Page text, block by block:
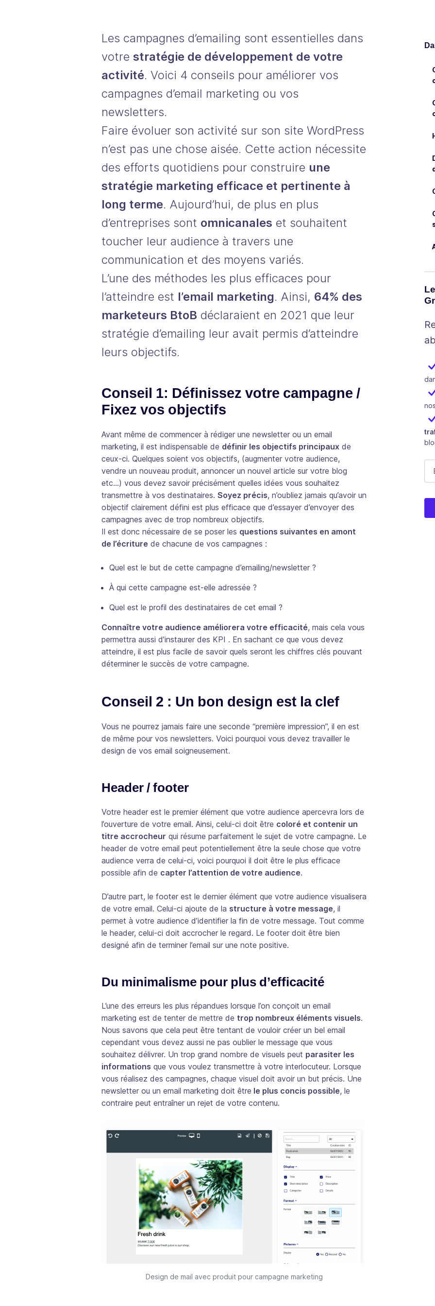
Les campagnes d’emailing sont essentielles dans
votre stratégie de développement de votre
activité. Voici 4 conseils pour améliorer vos
campagnes d’email marketing ou vos
newsletters.
Faire évoluer son activité sur son site WordPress
n’est pas une chose aisée. Cette action nécessite
des efforts quotidiens pour construire une
stratégie marketing efficace et pertinente à
long terme. Aujourd’hui, de plus en plus
d’entreprises sont omnicanales et souhaitent
toucher leur audience à travers une
communication et des moyens variés.
L’une des méthodes les plus efficaces pour
l’atteindre est l’email marketing. Ainsi, 64% des
marketeurs BtoB déclaraient en 2021 que leur
stratégie d’emailing leur avait permis d’atteindre
leurs objectifs.
Conseil 1: Définissez votre campagne /
Fixez vos objectifs
Avant même de commencer à rédiger une newsletter ou un email
marketing, il est indispensable de définir les objectifs principaux de
ceux-ci. Quelques soient vos objectifs, (augmenter votre audience,
vendre un nouveau produit, annoncer un nouvel article sur votre blog
etc…) vous devez savoir précisément quelles idées vous souhaitez
transmettre à vos destinataires. Soyez précis, n’oubliez jamais qu’avoir un
objectif clairement défini est plus efficace que d’essayer d’envoyer des
campagnes avec de trop nombreux objectifs.
Il est donc nécessaire de se poser les questions suivantes en amont
de l’écriture de chacune de vos campagnes :
Quel est le but de cette campagne d’emailing/newsletter ?
À qui cette campagne est-elle adressée ?
Quel est le profil des destinataires de cet email ?
Connaître votre audience améliorera votre efficacité, mais cela vous
permettra aussi d’instaurer des KPI . En sachant ce que vous devez
atteindre, il est plus facile de savoir quels seront les chiffres clés pouvant
déterminer le succès de votre campagne.
Conseil 2 : Un bon design est la clef
Vous ne pourrez jamais faire une seconde “première impression”, il en est
de même pour vos newsletters. Voici pourquoi vous devez travailler le
design de vos email soigneusement.
Header / footer
Votre header est le premier élément que votre audience apercevra lors de
l’ouverture de votre email. Ainsi, celui-ci doit être coloré et contenir un
titre accrocheur qui résume parfaitement le sujet de votre campagne. Le
header de votre email peut potentiellement être la seule chose que votre
audience verra de celui-ci, voici pourquoi il doit être le plus efficace
possible afin de capter l’attention de votre audience.
D’autre part, le footer est le dernier élément que votre audience visualisera
de votre email. Celui-ci ajoute de la structure à votre message, il
permet à votre audience d’identifier la fin de votre message. Tout comme
le header, celui-ci doit accrocher le regard. Le footer doit être bien
designé afin de terminer l’email sur une note positive.
Du minimalisme pour plus d’efficacité
L’une des erreurs les plus répandues lorsque l’on conçoit un email
marketing est de tenter de mettre de trop nombreux éléments visuels.
Nous savons que cela peut être tentant de vouloir créer un bel email
cependant vous devez aussi ne pas oublier le message que vous
souhaitez délivrer. Un trop grand nombre de visuels peut parasiter les
informations que vous voulez transmettre à votre interlocuteur. Lorsque
vous réalisez des campagnes, chaque visuel doit avoir un but précis. Une
newsletter ou un email marketing doit être le plus concis possible, le
contraire peut entraîner un rejet de votre contenu.
Design de mail avec produit pour campagne marketing